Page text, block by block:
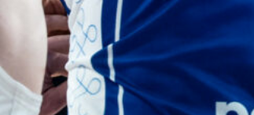
Susiladiesin elokuun kotiturnaus
ja Susijengin Islanti-
kotimaaottelu lähestyvät.
Susijengin MM-
jatkokarsintaotteluun Ruotsia
vastaan on puolestaan enää